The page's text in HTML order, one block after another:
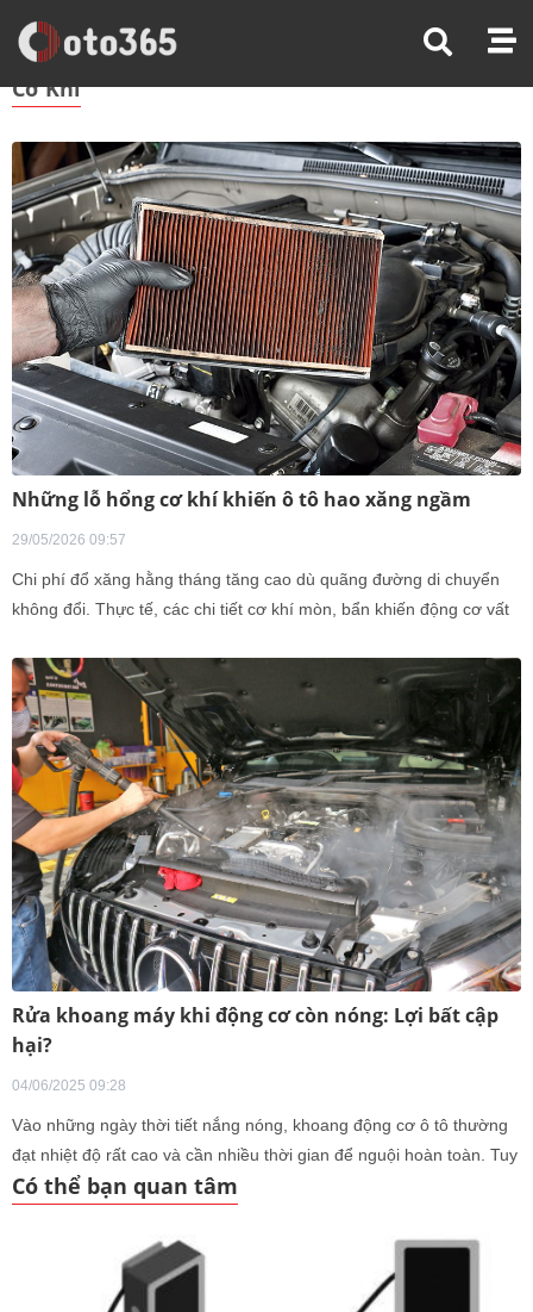
Trang Chủ Cơ Khí
Cơ Khí
Những lỗ hổng cơ khí khiến ô tô hao xăng ngầm
29/05/2026 09:57
Chi phí đổ xăng hằng tháng tăng cao dù quãng đường di chuyển
không đổi. Thực tế, các chi tiết cơ khí mòn, bẩn khiến động cơ vất
Rửa khoang máy khi động cơ còn nóng: Lợi bất cập
hại?
04/06/2025 09:28
Vào những ngày thời tiết nắng nóng, khoang động cơ ô tô thường
đạt nhiệt độ rất cao và cần nhiều thời gian để nguội hoàn toàn. Tuy
nhiên, theo các chuyên gia kỹ thuật ô tô, việc tiến hành rửa khoang
hiện, bởi có thể gây hư hại đến các chi tiết cơ khí và hệ thống điện
trong khoang máy.
Có thể bạn quan tâm